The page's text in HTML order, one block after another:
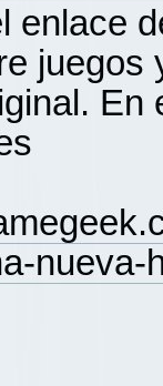
enlace
juegos
En
nueva-